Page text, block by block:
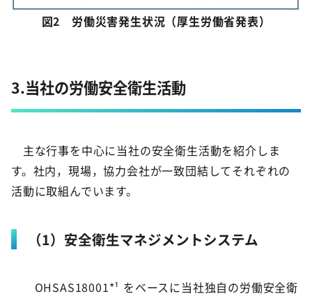
図2 労働災害発生状況（厚生労働省発表）
3.当社の労働安全衛生活動
主な行事を中心に当社の安全衛生活動を紹介しま
す。社内，現場，協力会社が一致団結してそれぞれの
活動に取組んでいます。
（1）安全衛生マネジメントシステム
OHSAS18001*¹ をベースに当社独自の労働安全衛